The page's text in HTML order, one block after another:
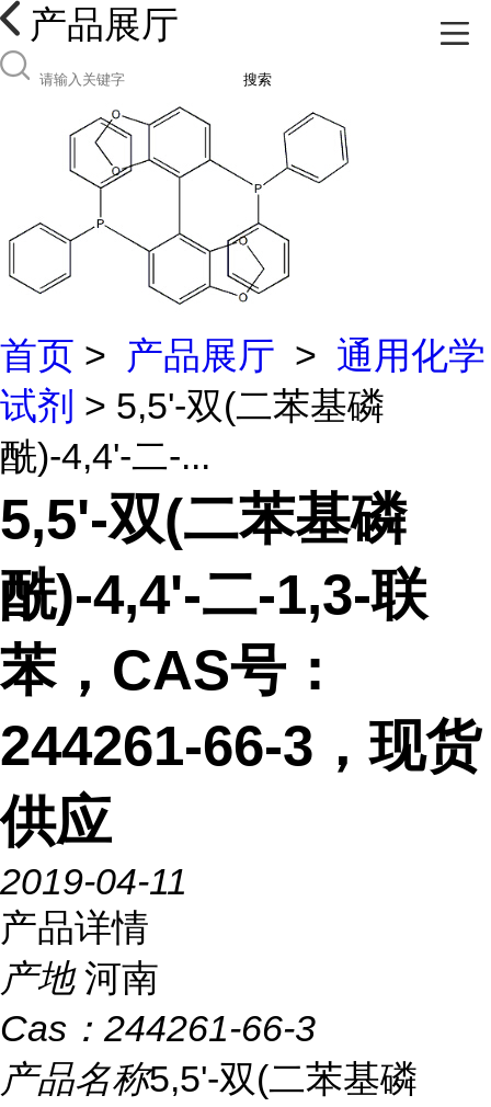
产品展厅
搜索
首页 > 产品展厅 > 通用化学
试剂 > 5,5'-双(二苯基磷
酰)-4,4'-二-...
5,5'-双(二苯基磷
酰)-4,4'-二-1,3-联
苯，CAS号：
244261-66-3，现货
供应
2019-04-11
产品详情
产地 河南
Cas： 244261-66-3
产品名称5,5'-双(二苯基磷